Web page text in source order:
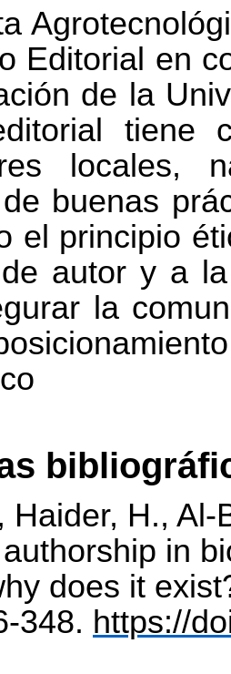
Editorial en
de la
tiene
locales,
buenas
el principio
autor y a
la
Haider, H.,
in
does it
348. https://